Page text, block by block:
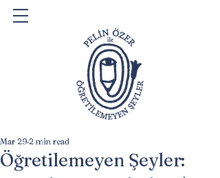
Öğretilemeyen Şeyler:
Mar 29 2 min read